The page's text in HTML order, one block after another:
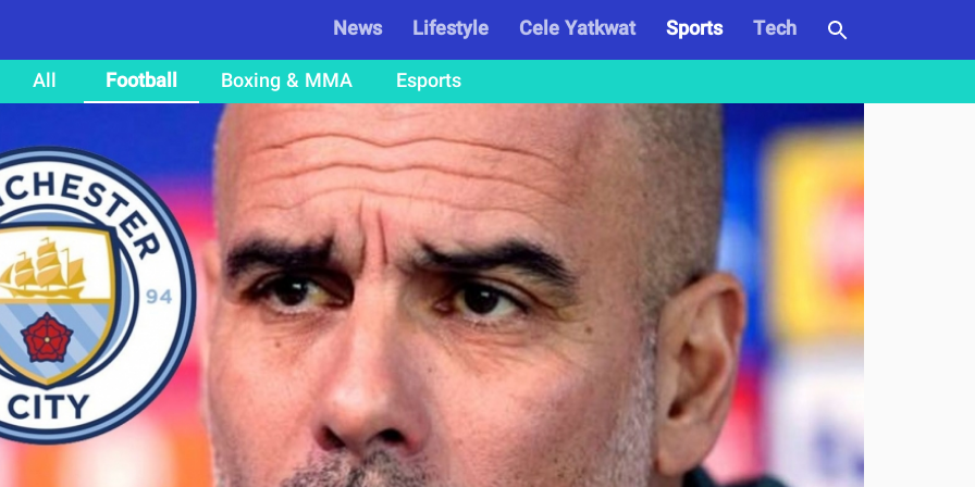
News Lifestyle Cele Yatkwat Sports
Tech
All
Football Boxing & MMA Esports